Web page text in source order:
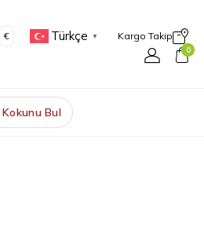
€ Türkçe ▼ Kargo Takip
0
Kokunu Bul